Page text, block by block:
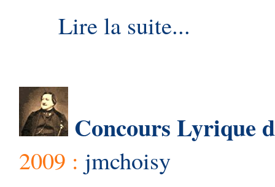
Lire la suite...
Concours Lyrique
2009 : jmchoisy